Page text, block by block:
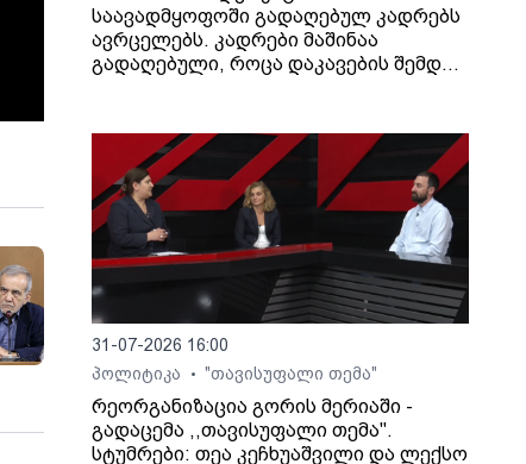
საავადმყოფოში გადაღებულ კადრებს
ავრცელებს. კადრები მაშინაა
გადაღებული, როცა დაკავების შემდეგ
31-07-2026 16:00
პოლიტიკა
• "თავისუფალი თემა"
რეორგანიზაცია გორის მერიაში -
გადაცემა ,,თავისუფალი თემა".
სტუმრები: თეა კეჩხუაშვილი და ლექსო